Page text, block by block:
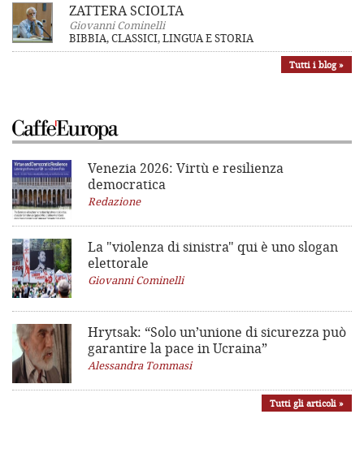
ZATTERA SCIOLTA
Giovanni Cominelli
BIBBIA, CLASSICI, LINGUA E STORIA
Tutti i blog »
Venezia 2026: Virtù e resilienza
democratica
Redazione
La "violenza di sinistra" qui è uno slogan
elettorale
Giovanni Cominelli
Hrytsak: “Solo un’unione di sicurezza può
garantire la pace in Ucraina”
Alessandra Tommasi
Tutti gli articoli »